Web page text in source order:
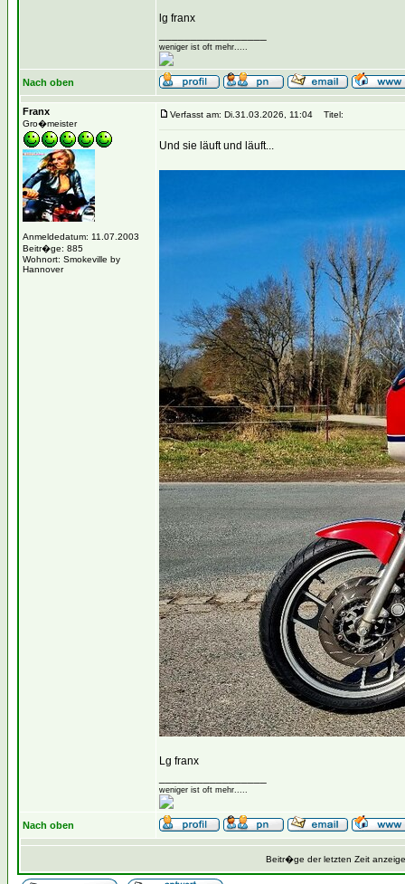
lg franx
weniger ist oft mehr.....
Nach oben
Franx
Gro�meister
Anmeldedatum: 11.07.2003
Beitr�ge: 885
Wohnort: Smokeville by
Hannover
Verfasst am: Di.31.03.2026, 11:04 Titel:
Und sie läuft und läuft...
Lg franx
weniger ist oft mehr.....
Nach oben
Beitr�ge der letzten Zeit